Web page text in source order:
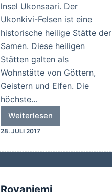
lnsel Ukonsaari. Der
Ukonkivi-Felsen ist eine
historische heilige Stätte der
Samen. Diese heiligen
Stätten galten als
Wohnstätte von Göttern,
Geistern und Elfen. Die
höchste…
Weiterlesen
Tour
auf
See
28. JULI 2017
Rovaniemi